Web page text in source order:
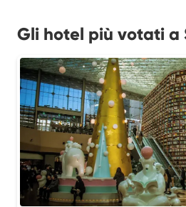
Gli hotel più votati a